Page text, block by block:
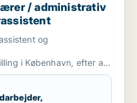
/ administrativ
og
i København, efter at
i udlandet.